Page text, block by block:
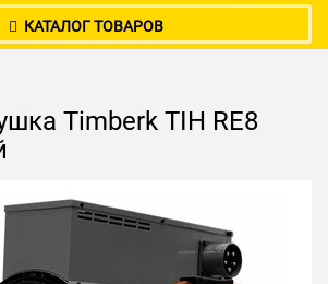
КАТАЛОГ ТОВАРОВ
Timberk TIH RE8